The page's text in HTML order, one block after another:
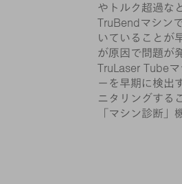
やトルク超過な
TruBendマシン
いていることが
が原因で問題が
TruLaser Tube
ーを早期に検出
ニタリングする
「マシン診断